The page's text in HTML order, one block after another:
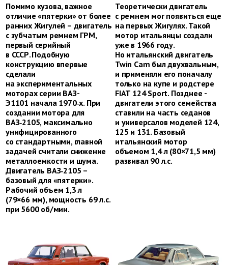
Помимо кузова, важное
отличие «пятерки» от более
­ранних Жигулей – двигатель
с зубчатым ремнем ГРМ,
первый серийный
в СССР. Подобную
конструкцию впервые
сделали
на экспериментальных
моторах серии ­ВАЗ-
Э1101 начала 1970‑х. При
создании мотора для
ВАЗ‑2105, максимально
унифицированного
со стандартными, главной
задачей считали снижение
металлоемкости и шума.
Двигатель ВАЗ‑2105 –
базовый для «пятерки».
Рабочий объем 1,3 л
(79×66 мм), мощность 69 л.с.
при 5600 об/мин.
Теоретически двигатель
с ремнем мог появиться еще
на первых Жигулях. Такой
мотор итальянцы создали
уже в 1966 году.
Но итальянский двигатель
Twin Cam был ­двухвальным,
и применяли его поначалу
только на купе и родстере
FIAT 124 Sport. Позднее ­
двигатели этого семейства
ставили на часть седанов
и универсалов моделей 124,
125 и 131. Базовый
итальянский мотор
объемом 1,4 л (80×71,5 мм)
развивал 90 л.с.